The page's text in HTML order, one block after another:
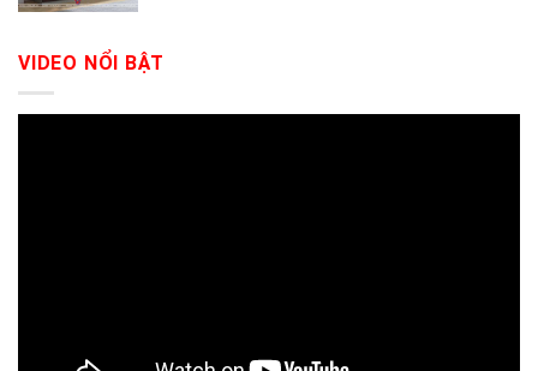
VIDEO NỔI BẬT